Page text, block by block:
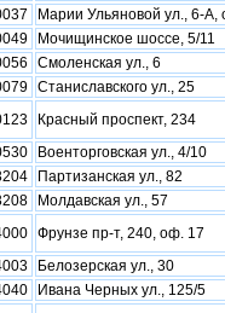
Марии Ульяновой ул., 6-А,
Мочищинское шоссе, 5/11
Смоленская ул., 6
Станиславского ул., 25
Красный проспект, 234
Военторговская ул., 4/10
Партизанская ул., 82
Молдавская ул., 57
Фрунзе пр-т, 240, оф. 17
Белозерская ул., 30
Ивана Черных ул., 125/5